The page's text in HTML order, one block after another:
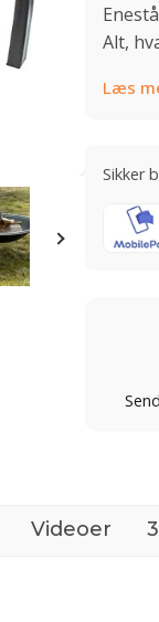
Alt,
Læs
Sikker
Videoer